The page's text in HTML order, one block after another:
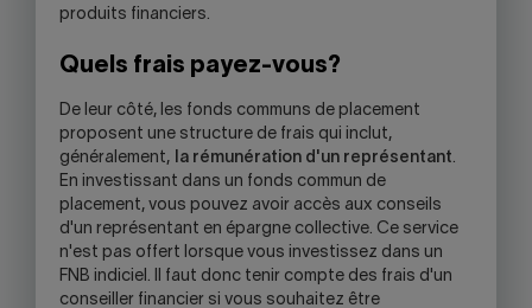
produits financiers.
Quels frais payez-vous?
De leur côté, les fonds communs de placement
proposent une structure de frais qui inclut,
généralement,
la rémunération d'un représentant.
En investissant dans un fonds commun de
placement, vous pouvez avoir accès aux conseils
d'un représentant en épargne collective. Ce service
n'est pas offert lorsque vous investissez dans un
FNB indiciel. Il faut donc tenir compte des frais d'un
conseiller financier si vous souhaitez être